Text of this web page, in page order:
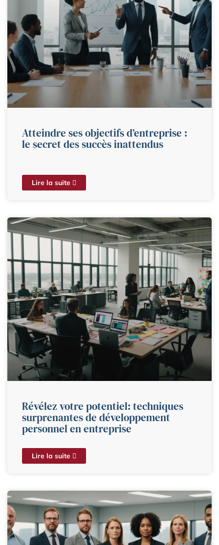
Atteindre ses objectifs d’entreprise :
le secret des succès inattendus
Lire la suite
Révélez votre potentiel: techniques
surprenantes de développement
personnel en entreprise
Lire la suite